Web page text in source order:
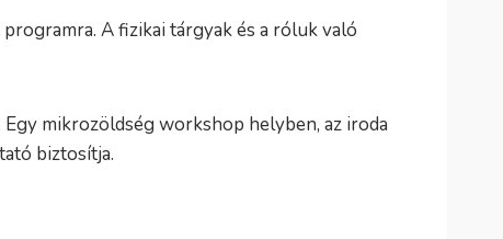
A fizikai tárgyak és a róluk való
mikrozöldség workshop helyben, az iroda
biztosítja.